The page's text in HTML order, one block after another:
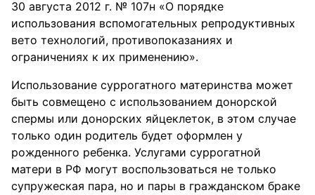
30 августа 2012 г. № 107н «О порядке
использования вспомогательных репродуктивных
вето технологий, противопоказаниях и
ограничениях к их применению».
Использование суррогатного материнства может
быть совмещено с использованием донорской
спермы или донорских яйцеклеток, в этом случае
только один родитель будет оформлен у
рожденного ребенка. Услугами суррогатной
матери в РФ могут воспользоваться не только
супружеская пара, но и пары в гражданском браке